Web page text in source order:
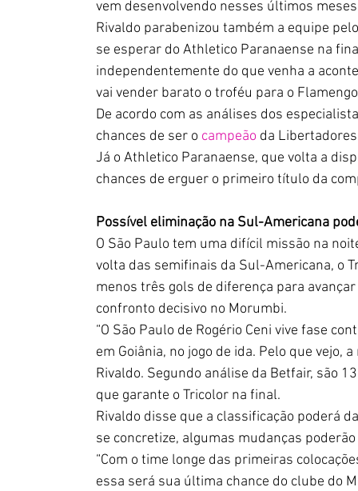
vem desenvolvendo nesses últimos
Rivaldo parabenizou também a equipe
se esperar do Athletico Paranaense na
independentemente do que venha a
vai vender barato o troféu para o
De acordo com as análises dos
chances de ser o campeão da
Já o Athletico Paranaense, que volta a
chances de erguer o primeiro título da
Possível eliminação na Sul-Americana
O São Paulo tem uma difícil missão na
volta das semifinais da Sul-Americana, o
menos três gols de diferença para
confronto decisivo no Morumbi.
“O São Paulo de Rogério Ceni vive fase
em Goiânia, no jogo de ida. Pelo que vejo,
Rivaldo. Segundo análise da Betfair, são
que garante o Tricolor na final.
Rivaldo disse que a classificação poderá
se concretize, algumas mudanças
“Com o time longe das primeiras
essa será sua última chance do clube do